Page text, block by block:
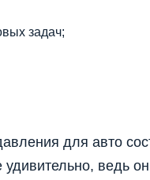
задач;
для авто
удивительно, ведь